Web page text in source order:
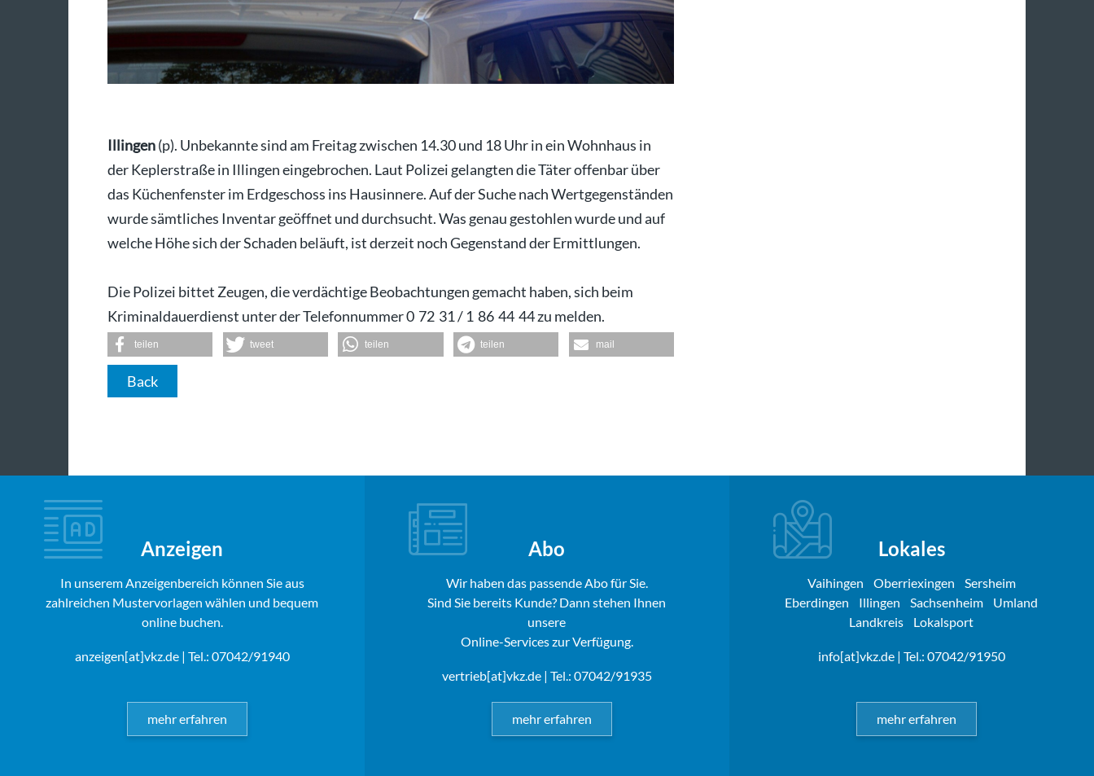
Illingen(p). Unbekannte sind am Freitag zwischen 14.30 und 18 Uhr in ein Wohnhaus in
der Keplerstraße in Illingen eingebrochen. Laut Polizei gelangten die Täter offenbar über
das Küchenfenster im Erdgeschoss ins Hausinnere. Auf der Suche nach Wertgegenständen
wurde sämtliches Inventar geöffnet und durchsucht. Was genau gestohlen wurde und auf
welche Höhe sich der Schaden beläuft, ist derzeit noch Gegenstand der Ermittlungen.
Die Polizei bittet Zeugen, die verdächtige Beobachtungen gemacht haben, sich beim
Kriminaldauerdienst unter der Telefonnummer 0 72 31 / 1 86 44 44 zu melden.
teilen tweet teilen teilen mail
Back
Anzeigen
In unserem Anzeigenbereich können Sie aus
zahlreichen Mustervorlagen wählen und bequem
online buchen.
anzeigen[at]vkz.de| Tel.: 07042/91940
mehr erfahren
Abo
Wir haben das passende Abo für Sie.
Sind Sie bereits Kunde? Dann stehen Ihnen
unsere
Online-Services zur Verfügung.
vertrieb[at]vkz.de| Tel.: 07042/91935
mehr erfahren
Lokales
Vaihingen Oberriexingen
Sersheim
Eberdingen
Illingen Sachsenheim
Umland
Landkreis
Lokalsport
info[at]vkz.de| Tel.: 07042/91950
mehr erfahren